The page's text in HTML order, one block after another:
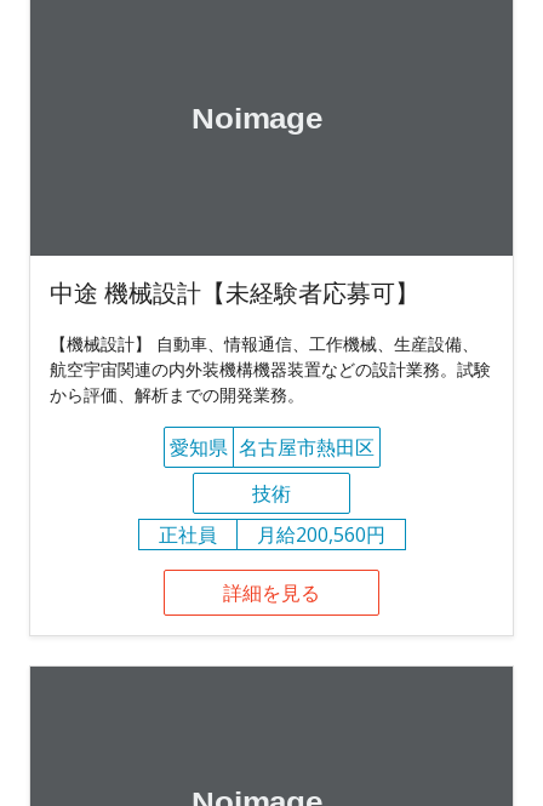
中途 機械設計【未経験者応募可】
【機械設計】 自動車、情報通信、工作機械、生産設備、
航空宇宙関連の内外装機構機器装置などの設計業務。試験
から評価、解析までの開発業務。
愛知県 名古屋市熱田区
技術
正社員
月給200,560円
詳細を見る